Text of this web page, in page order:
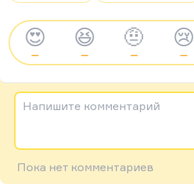
😍
—
😆
—
🤨
—
😢
—
Напишите комментарий
Пока нет комментариев